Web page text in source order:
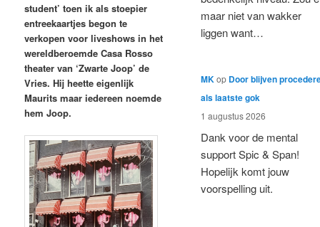
student’ toen ik als stoepier
entreekaartjes begon te
verkopen voor liveshows in het
wereldberoemde Casa Rosso
theater van ‘Zwarte Joop’ de
Vries. Hij heette eigenlijk
Maurits maar iedereen noemde
hem Joop.
maar niet van wakker
liggen want…
MKop Door blijven
als laatste gok
1 augustus 2026
Dank voor de mental
support Spic & Span!
Hopelijk komt jouw
voorspelling uit.